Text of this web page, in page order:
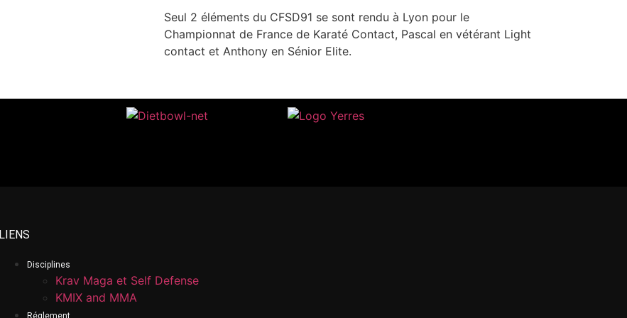
Seul 2 éléments du CFSD91 se sont rendu à Lyon pour le
Championnat de France de Karaté Contact, Pascal en vétérant Light
contact et Anthony en Sénior Elite.
LIENS
Disciplines
Krav Maga et Self Defense
KMIX and MMA